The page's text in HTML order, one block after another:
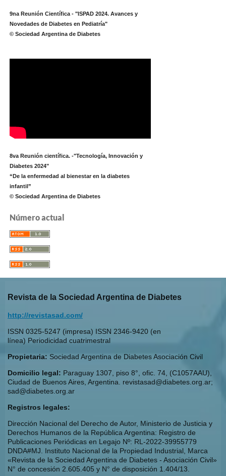
9na Reunión Científica - "ISPAD 2024. Avances y
Novedades de Diabetes en Pediatría"
© Sociedad Argentina de Diabetes
8va Reunión científica. -"Tecnología, Innovación y
Diabetes 2024"
“De la enfermedad al bienestar en la diabetes
infantil”
© Sociedad Argentina de Diabetes
Número actual
Revista de la Sociedad Argentina de Diabetes
http://revistasad.com/
ISSN 0325-5247 (impresa) ISSN 2346-9420 (en
línea) Periodicidad cuatrimestral
Propietaria: Sociedad Argentina de Diabetes Asociación Civil
Domicilio legal: Paraguay 1307, piso 8°, ofic. 74, (C1057AAU),
Ciudad de Buenos Aires, Argentina. revistasad@diabetes.org.ar;
sad@diabetes.org.ar
Registros legales:
Dirección Nacional del Derecho de Autor, Ministerio de Justicia y
Derechos Humanos de la República Argentina: Registro de
Publicaciones Periódicas en Legajo Nº: RL-2022-39955779
DNDA#MJ. Instituto Nacional de la Propiedad Industrial, Marca
«Revista de la Sociedad Argentina de Diabetes - Asociación Civil»
N° de concesión 2.605.405 y N° de disposición 1.404/13.